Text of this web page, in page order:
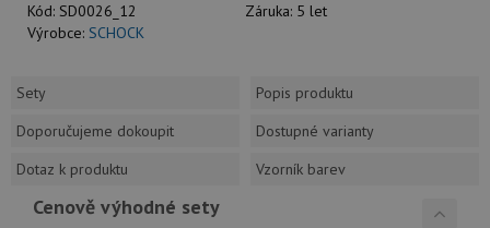
Kód: SD0026_12 Záruka: 5 let
Výrobce: SCHOCK
Sety
Popis produktu
Doporučujeme dokoupit
Dostupné varianty
Dotaz k produktu
Vzorník barev
Cenově výhodné sety